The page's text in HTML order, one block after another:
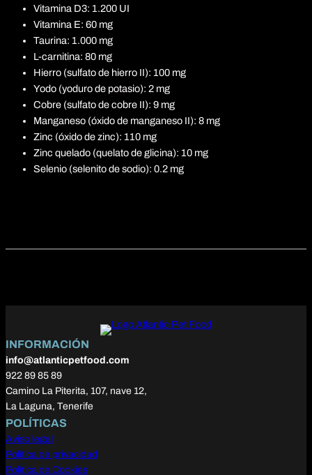
Vitamina D3: 1.200 UI
Vitamina E: 60 mg
Taurina: 1.000 mg
L-carnitina: 80 mg
Hierro (sulfato de hierro II): 100 mg
Yodo (yoduro de potasio): 2 mg
Cobre (sulfato de cobre II): 9 mg
Manganeso (óxido de manganeso II): 8 mg
Zinc (óxido de zinc): 110 mg
Zinc quelado (quelato de glicina): 10 mg
Selenio (selenito de sodio): 0.2 mg
INFORMACIÓN
info@atlanticpetfood.com
922 89 85 89
Camino La Piterita, 107, nave 12,
La Laguna, Tenerife
POLÍTICAS
Aviso legal
Política de privacidad
Política de Cookies